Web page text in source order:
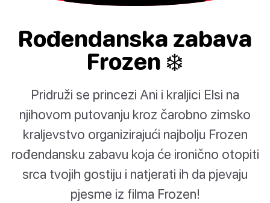
Rođendanska zabava
Frozen ❄️
Pridruži se princezi Ani i kraljici Elsi na
njihovom putovanju kroz čarobno zimsko
kraljevstvo organizirajući najbolju Frozen
rođendansku zabavu koja će ironično otopiti
srca tvojih gostiju i natjerati ih da pjevaju
pjesme iz filma Frozen!